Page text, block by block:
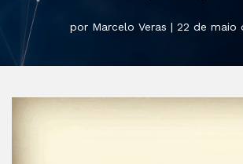
por Marcelo Veras | 22 de maio